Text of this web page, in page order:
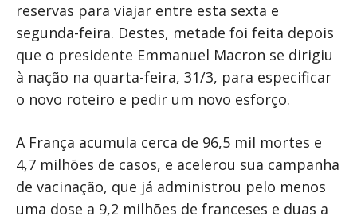
reservas para viajar entre esta sexta e
segunda-feira. Destes, metade foi feita depois
que o presidente Emmanuel Macron se dirigiu
à nação na quarta-feira, 31/3, para especificar
o novo roteiro e pedir um novo esforço.
A França acumula cerca de 96,5 mil mortes e
4,7 milhões de casos, e acelerou sua campanha
de vacinação, que já administrou pelo menos
uma dose a 9,2 milhões de franceses e duas a